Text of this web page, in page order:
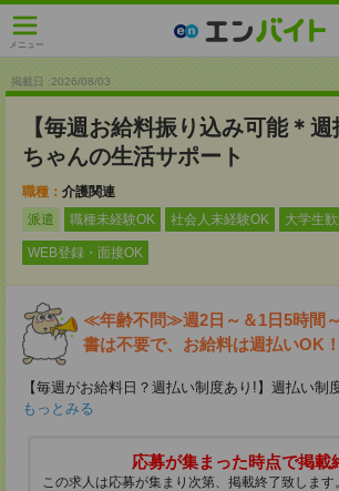
メニュー
掲載日 :2026/08/03
【毎週お給料振り込み可能＊
ちゃんの生活サポート
職種： 介護関連
派遣
職種未経験OK 社会人未経験OK 大学生
WEB登録・面接OK
≪年齢不問≫週2日～＆1日5時間
書は不要で、お給料は週払いOK！
【毎週がお給料日？週払い制度あり!】週払い制
もっとみる
応募が集まった時点で掲載
この求人は応募が集まり次第、掲載終了致します